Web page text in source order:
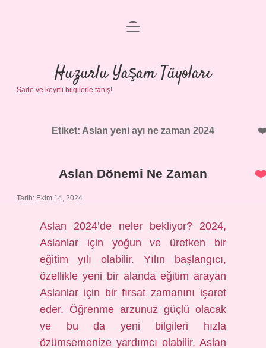
Anasayfa
Gizlilik Politikası
Yasal Uyarı
menüyü
Huzurlu Yaşam Tüyoları
Sade ve keyifli bilgilerle tanış!
Etiket: Aslan yeni ayı ne zaman 2024
Aslan Dönemi Ne Zaman
Tarih: Ekim 14, 2024
Aslan 2024’de neler bekliyor? 2024,
Aslanlar için yoğun ve üretken bir
eğitim yılı olabilir. Yılın başlangıcı,
özellikle yeni bir alanda eğitim arayan
Aslanlar için bir fırsat zamanını işaret
eder. Öğrenme arzunuz güçlü olacak
ve bu da yeni bilgileri hızla
özümsemenize yardımcı olabilir. Aslan